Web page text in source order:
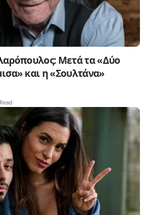
Μετά τα «Δύο
και η «Σουλτάνα»